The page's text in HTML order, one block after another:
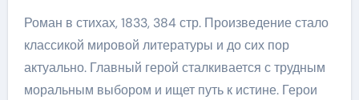
Роман в стихах, 1833, 384 стр. Произведение стало
классикой мировой литературы и до сих пор
актуально. Главный герой сталкивается с трудным
моральным выбором и ищет путь к истине. Герои